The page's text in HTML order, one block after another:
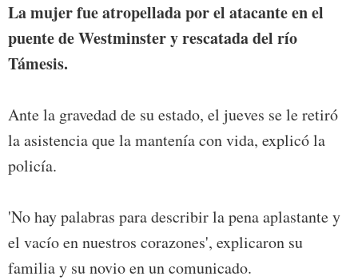
La mujer fue atropellada por el atacante en el
puente de Westminster y rescatada del río
Támesis.
Ante la gravedad de su estado, el jueves se le retiró
la asistencia que la mantenía con vida, explicó la
policía.
'No hay palabras para describir la pena aplastante y
el vacío en nuestros corazones', explicaron su
familia y su novio en un comunicado.